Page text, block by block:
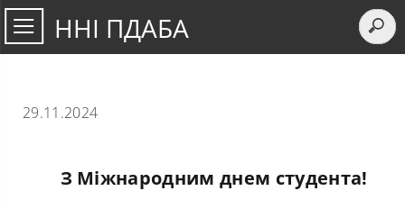
ННІ ПДАБА
29.11.2024
З Міжнародним днем студента!